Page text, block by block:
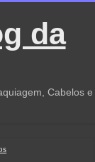
da
Cabelos e